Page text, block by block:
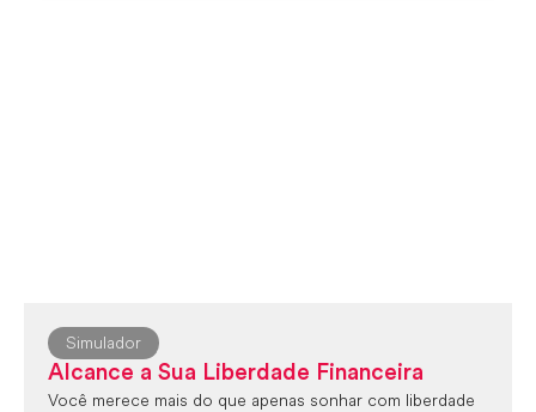
Simulador
Alcance a Sua Liberdade Financeira
Você merece mais do que apenas sonhar com liberdade